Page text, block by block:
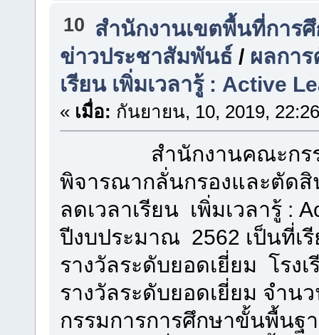
10 สำนักงานเขตพื้นที่การ
ข่าวประชาสัมพันธ์ / ผลการ
เรียน เพิ่มเวลารู้ : Active
« เมื่อ: กันยายน, 10, 2019,
สำนักงานคณะกรรมก
พิจารณากลั่นกรองและตัดสิ
ลดเวลาเรียน เพิ่มเวลารู้ :
ปีงบประมาณ 2562 เป็นที่เ
รางวัลระดับยอดเยี่ยม โรง
รางวัลระดับยอดเยี่ยม จำ
กรรมการการศึกษาขั้นพื้นฐ